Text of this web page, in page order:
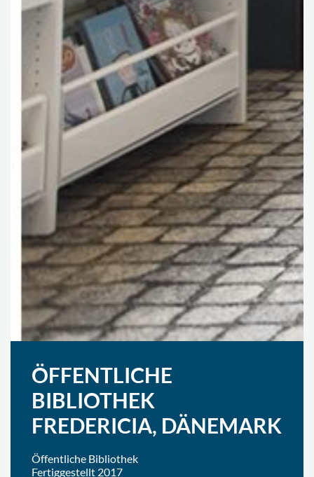
ÖFFENTLICHE
BIBLIOTHEK
FREDERICIA, DÄNEMARK
Öffentliche Bibliothek
Fertiggestellt 2017